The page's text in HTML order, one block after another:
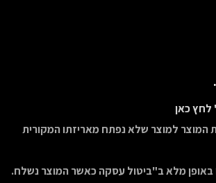
לחץ כאן
באופן מלא ב"ביטול עסקה כאשר המוצר נשלח.